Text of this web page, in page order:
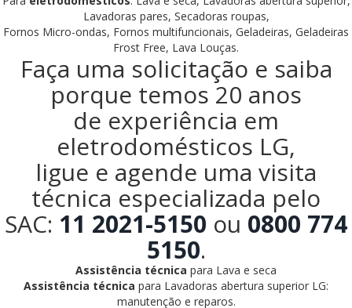
Lavadoras pares, Secadoras roupas,
Fornos Micro-ondas, Fornos multifuncionais, Geladeiras, Geladeiras
Frost Free, Lava Louças.
Faça uma solicitação e saiba
porque temos 20 anos
de experiência em
eletrodomésticos LG,
ligue e agende uma visita
técnica especializada pelo
SAC: 11 2021-5150 ou 0800 774
5150.
Assistência técnica para Lava e seca
Assistência técnica para Lavadoras abertura superior LG:
manutenção e reparos.